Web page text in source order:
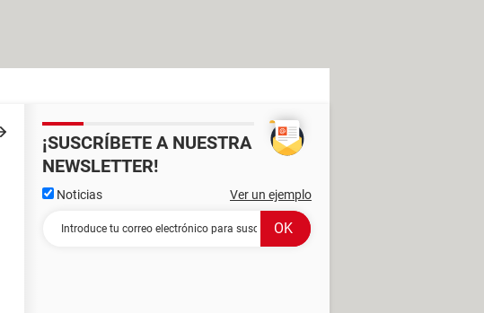
¡SUSCRÍBETE A NUESTRA
NEWSLETTER!
Noticias Ver un ejemplo